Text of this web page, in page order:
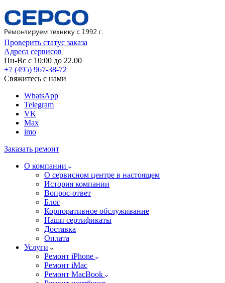
Проверить статус заказа
Адреса сервисов
Пн-Вс с 10:00 до 22.00
+7 (495) 967-38-72
Свяжитесь с нами
WhatsApp
Telegram
VK
Max
imo
Заказать ремонт
О компании
О сервисном центре в настоящем
История компании
Вопрос-ответ
Блог
Корпоративное обслуживание
Наши сертификаты
Доставка
Оплата
Услуги
Ремонт iPhone
Ремонт iMac
Ремонт MacBook